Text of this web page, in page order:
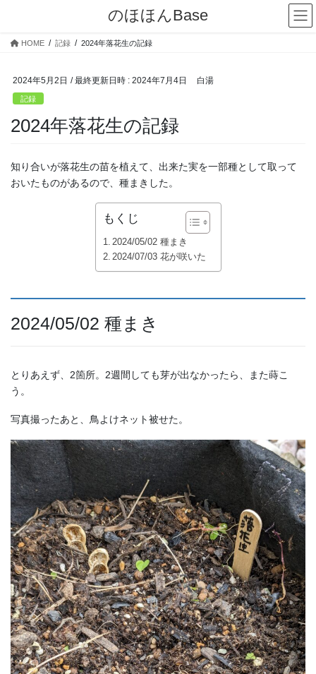
のほほんBase
HOME 記録 2024年落花生の記録
2024年5月2日 / 最終更新日時 : 2024年7月4日 白湯
記録
2024年落花生の記録
知り合いが落花生の苗を植えて、出来た実を一部種として取って
おいたものがあるので、種まきした。
もくじ
2024/05/02 種まき
2024/07/03 花が咲いた
2024/05/02 種まき
とりあえず、2箇所。2週間しても芽が出なかったら、また蒔こ
う。
写真撮ったあと、鳥よけネット被せた。